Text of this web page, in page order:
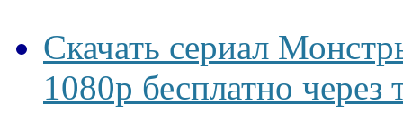
Скачать сериал
1080p бесплатно через